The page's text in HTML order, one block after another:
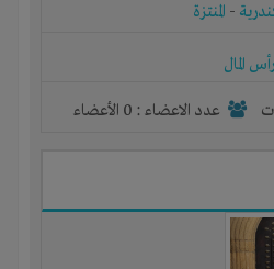
- المنتزة
رأس المال
عدد الاعضاء : 0 الأعضاء